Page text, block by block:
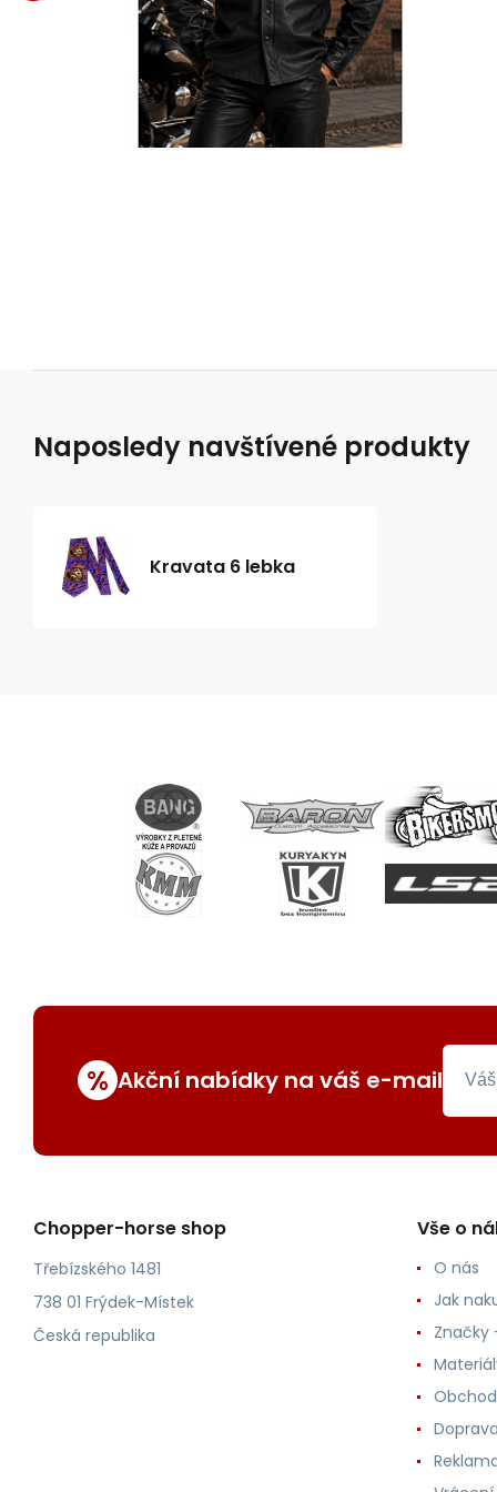
Naposledy navštívené produkty
Kravata 6 lebka
% Akční nabídky na váš e-mail
Chopper-horse shop
Třebízského 1481
738 01 Frýdek-Místek
Česká republika
Vše o
O nás
Jak
Značky